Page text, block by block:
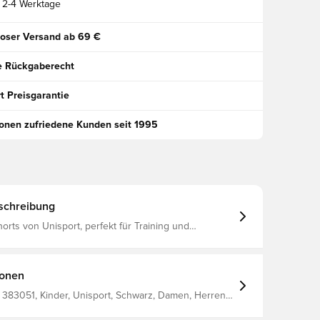
2-4 Werktage
Versand ab 69 €
Rückgaberecht
Preisgarantie
zufriedene Kunden seit 1995
von Unisport, perfekt für Training und
Bund kann für
gedehnt werden Hergestellt aus 92%
8% Elasthan
383051, Kinder, Unisport, Schwarz, Damen, Herren,